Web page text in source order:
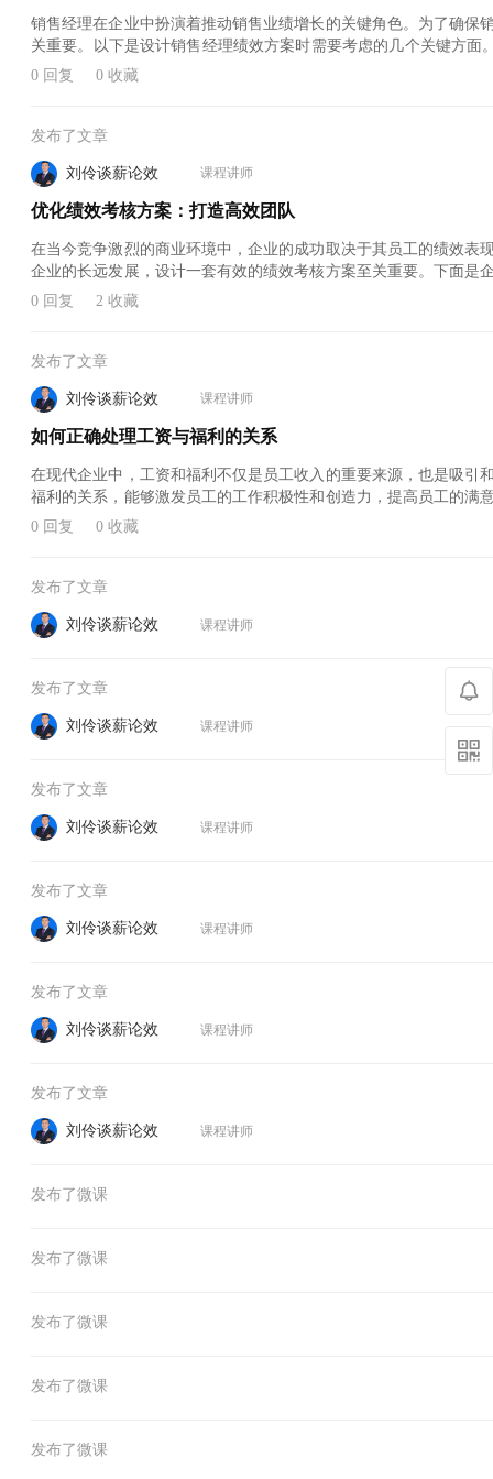
销售经理在企业中扮演着推动销售业绩增长的关键角色。为了确保
关重要。以下是设计销售经理绩效方案时需要考虑的几个关键方面
责是推动销售业绩的增长。因此，销售业绩是评估销售经理绩效的
0 回复 0 收藏
发布了文章
刘伶谈薪论效 课程讲师
优化绩效考核方案：打造高效团队
在当今竞争激烈的商业环境中，企业的成功取决于其员工的绩效表
企业的长远发展，设计一套有效的绩效考核方案至关重要。下面是
料，以确保方案与企业目标和战略紧密相连。1.企业目标和战略：
0 回复 2 收藏
发布了文章
刘伶谈薪论效 课程讲师
如何正确处理工资与福利的关系
在现代企业中，工资和福利不仅是员工收入的重要来源，也是吸引
福利的关系，能够激发员工的工作积极性和创造力，提高员工的满
支撑。本文将提供几条建议，帮助企业在工资和福利方面取得平衡
0 回复 0 收藏
发布了文章
刘伶谈薪论效 课程讲师
发布了文章
刘伶谈薪论效 课程讲师
发布了文章
刘伶谈薪论效 课程讲师
发布了文章
刘伶谈薪论效 课程讲师
发布了文章
刘伶谈薪论效 课程讲师
发布了文章
刘伶谈薪论效 课程讲师
发布了微课
发布了微课
发布了微课
发布了微课
发布了微课